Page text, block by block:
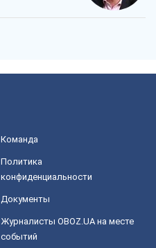
Команда
Политика
конфиденциальности
Документы
Журналисты OBOZ.UA на месте
событий